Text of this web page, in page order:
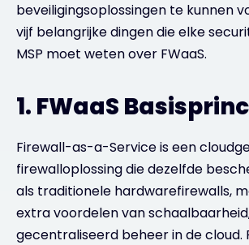
beveiligingsoplossingen te kunnen
vijf belangrijke dingen die elke
MSP moet weten over FWaaS.
1. FWaaS
Firewall-as-a-Service is een
firewalloplossing die dezelfde
als traditionele hardwarefirewalls,
extra voordelen van
gecentraliseerd beheer in de cloud.